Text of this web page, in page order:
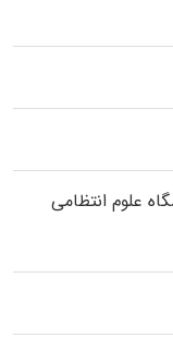
ﻋﻠﻮم انتظامی